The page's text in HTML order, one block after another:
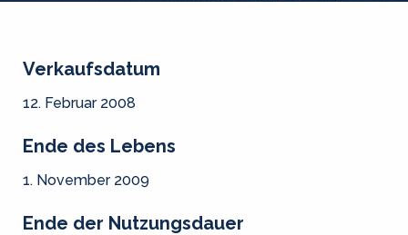
Verkaufsdatum
12. Februar 2008
Ende des Lebens
1. November 2009
Ende der Nutzungsdauer